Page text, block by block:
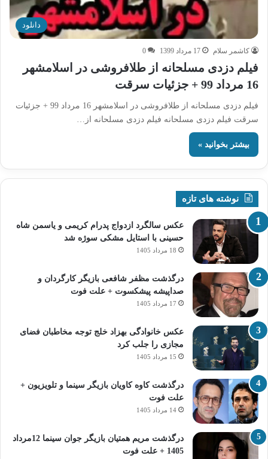
دانلود
کاشمر سلام 17 مرداد 1399 0
فیلم دزدی مسلحانه از طلافروشی در اسلامشهر
16 مرداد 99 + جزئیات سرقت
فیلم دزدی مسلحانه از طلافروشی در اسلامشهر 16 مرداد 99 + جزئیات
سرقت فیلم دزدی مسلحانه فیلم دزدی مسلحانه از…
بیشتر بخوانید »
نوشته های تازه
عکس سالگرد ازدواج پدرام کریمی و یاسمن شاه‌
حسینی با استایل مشکی سوژه شد
18 مرداد 1405
درگذشت مظفر شافعی بازیگر کارگردان و
صداپیشه پیشکسوت + علت فوت
17 مرداد 1405
عکس خانوادگی بهزاد خلج توجه مخاطبان فضای
مجازی را جلب کرد
15 مرداد 1405
درگذشت کاوه کاویان بازیگر سینما و تلویزیون +
علت فوت
14 مرداد 1405
درگذشت مریم همتیان بازیگر جوان سینما 12مرداد
1405 + علت فوت